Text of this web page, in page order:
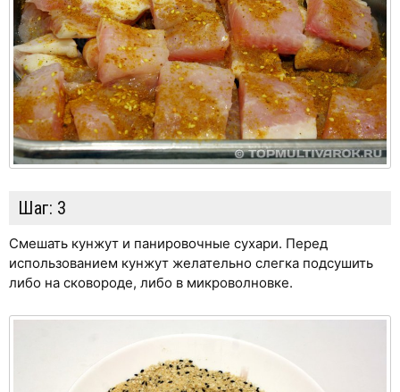
Шаг: 3
Смешать кунжут и панировочные сухари. Перед
использованием кунжут желательно слегка подсушить
либо на сковороде, либо в микроволновке.